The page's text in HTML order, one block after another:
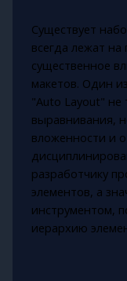
Существует
всегда лежат
существенное
макетов. Один
"Auto Layout" не
выравнивания,
вложенности и
разработчику
элементов, а
инструментом,
иерархию